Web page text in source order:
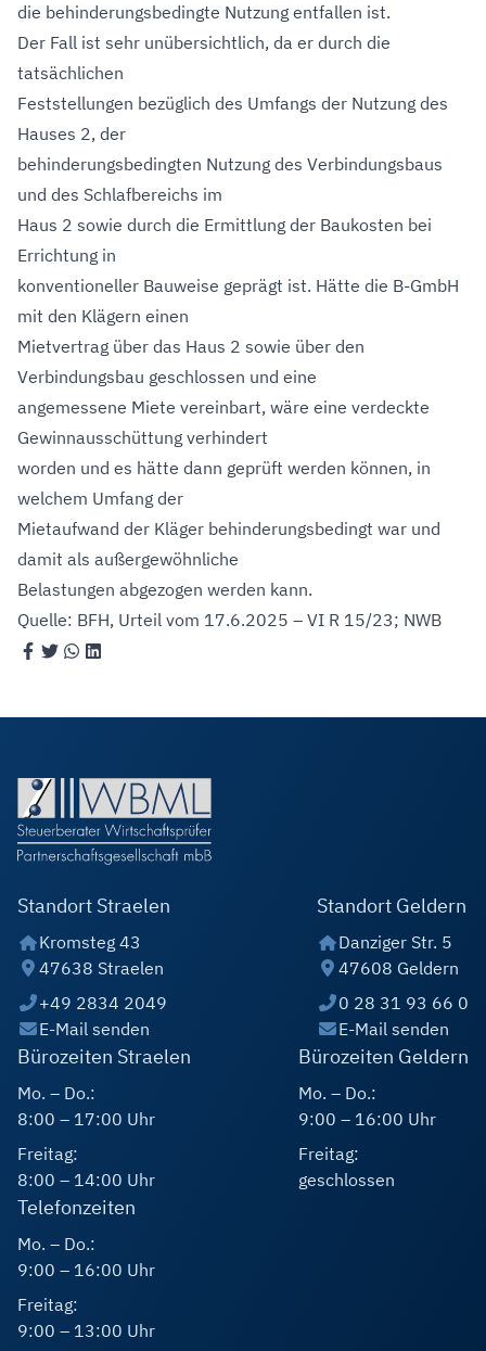
die behinderungsbedingte Nutzung entfallen ist.
Der Fall ist sehr unübersichtlich, da er durch die
tatsächlichen
Feststellungen bezüglich des Umfangs der Nutzung des
Hauses 2, der
behinderungsbedingten Nutzung des Verbindungsbaus
und des Schlafbereichs im
Haus 2 sowie durch die Ermittlung der Baukosten bei
Errichtung in
konventioneller Bauweise geprägt ist. Hätte die B-GmbH
mit den Klägern einen
Mietvertrag über das Haus 2 sowie über den
Verbindungsbau geschlossen und eine
angemessene Miete vereinbart, wäre eine verdeckte
Gewinnausschüttung verhindert
worden und es hätte dann geprüft werden können, in
welchem Umfang der
Mietaufwand der Kläger behinderungsbedingt war und
damit als außergewöhnliche
Belastungen abgezogen werden kann.
Quelle: BFH, Urteil vom 17.6.2025 – VI R 15/23; NWB
Standort Straelen
Kromsteg 43
47638 Straelen
+49 2834 2049
E-Mail senden
Standort Geldern
Danziger Str. 5
47608 Geldern
0 28 31 93 66 0
E-Mail senden
Bürozeiten Straelen
Mo. – Do.:
8:00 – 17:00 Uhr
Freitag:
8:00 – 14:00 Uhr
Bürozeiten Geldern
Mo. – Do.:
9:00 – 16:00 Uhr
Freitag:
geschlossen
Telefonzeiten
Mo. – Do.:
9:00 – 16:00 Uhr
Freitag:
9:00 – 13:00 Uhr